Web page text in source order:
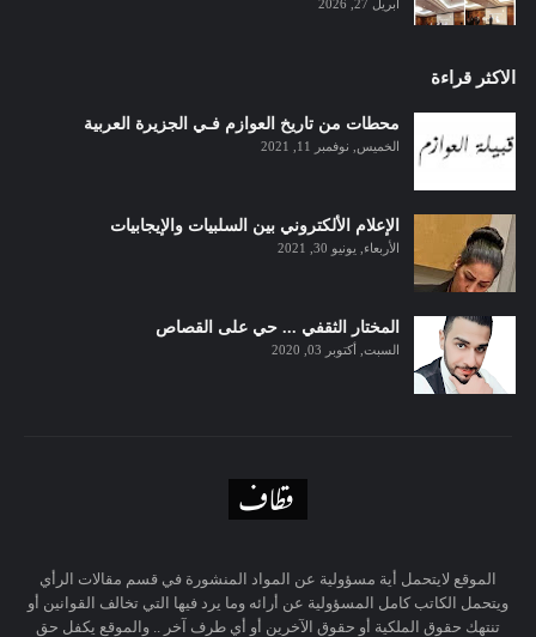
أبريل 27, 2026
الاكثر قراءة
محطات من تاريخ العوازم فـي الجزيرة العربية
الخميس, نوفمبر 11, 2021
الإعلام الألكتروني بين السلبيات والإيجابيات
الأربعاء, يونيو 30, 2021
المختار الثقفي ... حي على القصاص
السبت, أكتوبر 03, 2020
الموقع لايتحمل أية مسؤولية عن المواد المنشورة في قسم مقالات الرأي
ويتحمل الكاتب كامل المسؤولية عن أرائه وما يرد فيها التي تخالف القوانين أو
تنتهك حقوق الملكية أو حقوق الآخرين أو أي طرف آخر .. والموقع يكفل حق